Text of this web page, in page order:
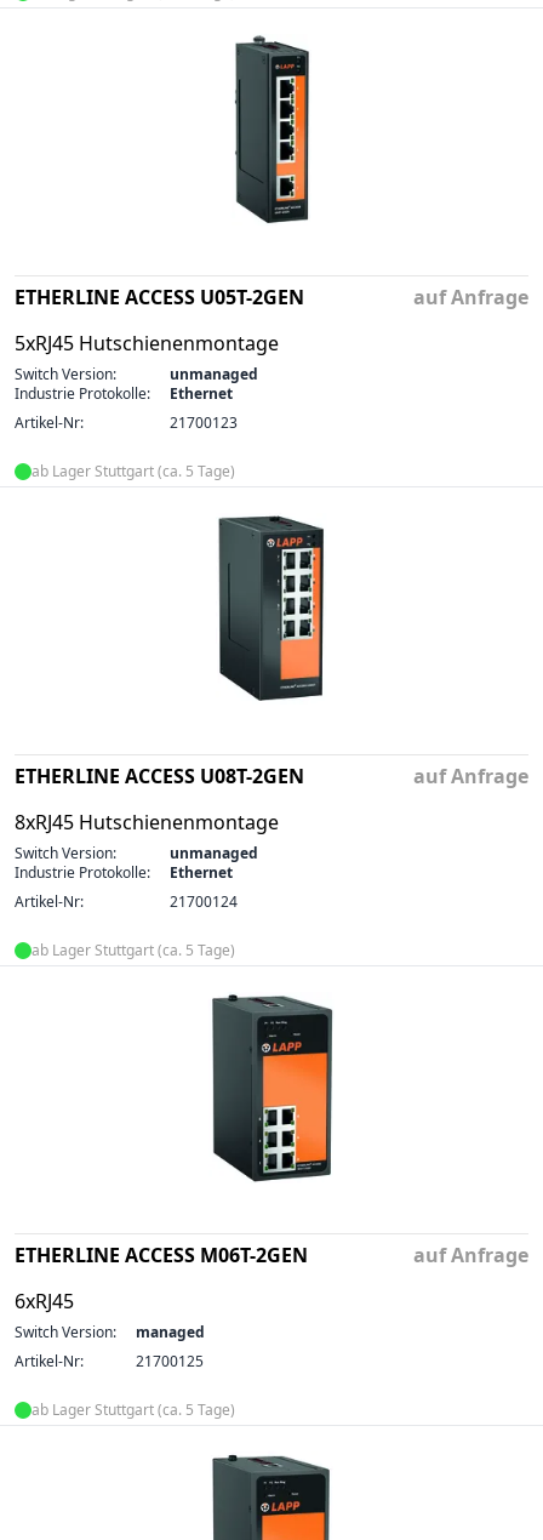
ETHERLINE ACCESS U05T-2GEN
5xRJ45 Hutschienenmontage
auf Anfrage
Switch Version:
unmanaged
Industrie Protokolle:
Ethernet
Artikel-Nr:
21700123
ab Lager Stuttgart (ca. 5 Tage)
ETHERLINE ACCESS U08T-2GEN
8xRJ45 Hutschienenmontage
auf Anfrage
Switch Version:
unmanaged
Industrie Protokolle:
Ethernet
Artikel-Nr:
21700124
ab Lager Stuttgart (ca. 5 Tage)
ETHERLINE ACCESS M06T-2GEN
6xRJ45
auf Anfrage
Switch Version:
managed
Artikel-Nr:
21700125
ab Lager Stuttgart (ca. 5 Tage)